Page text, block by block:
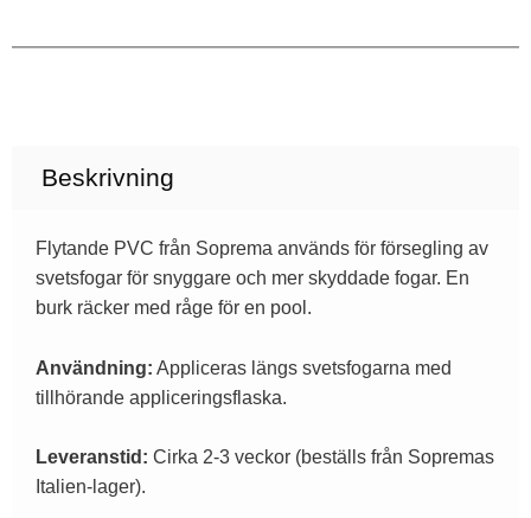
Beskrivning
Flytande PVC från Soprema används för försegling av
svetsfogar för snyggare och mer skyddade fogar. En
burk räcker med råge för en pool.
Användning: Appliceras längs svetsfogarna med
tillhörande appliceringsflaska.
Leveranstid: Cirka 2-3 veckor (beställs från Sopremas
Italien-lager).